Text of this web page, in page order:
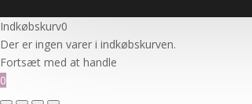
Indkøbskurv0
Der er ingen varer i indkøbskurven.
Fortsæt med at handle
0